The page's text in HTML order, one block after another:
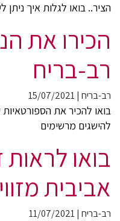
הציר.. בואו לגלות איך ניתן
הכירו את
רב-בריח
רב-בריח |
15/07/2021
להישגים מרשימים
בואו
אביבית
רב-בריח |
11/07/2021